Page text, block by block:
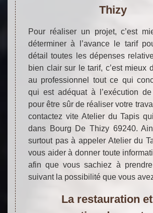
Thizy
Pour réaliser un projet, c’est
déterminer à l’avance le tarif
détail toutes les dépenses
bien clair sur le tarif, c’est mieux
au professionnel tout ce qui
qui est adéquat à l’exécution
pour être sûr de réaliser votre
contactez vite Atelier du Tapis
dans Bourg De Thizy 69240.
surtout pas à appeler Atelier du
vous aider à donner toute
afin que vous sachiez à
suivant la possibilité que vous
La restauration